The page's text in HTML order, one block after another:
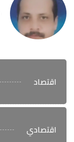
اقتصاد
اقتصادي